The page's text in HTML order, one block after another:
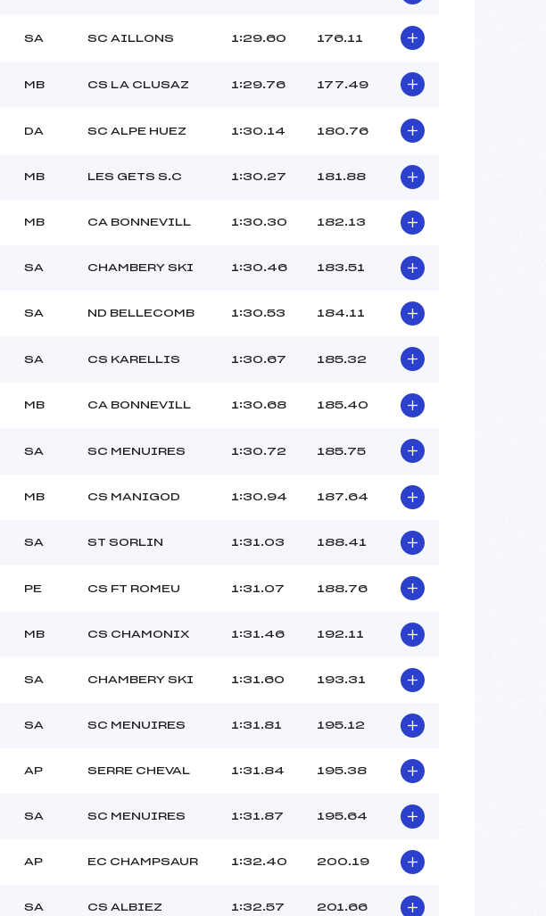
SA SC AILLONS 1:29.60 176.11
MB CS LA CLUSAZ 1:29.76 177.49
DA SC ALPE HUEZ 1:30.14 180.76
MB LES GETS S.C 1:30.27 181.88
MB CA BONNEVILL 1:30.30 182.13
SA CHAMBERY SKI 1:30.46 183.51
SA ND BELLECOMB 1:30.53 184.11
SA CS KARELLIS 1:30.67 185.32
MB CA BONNEVILL 1:30.68 185.40
SA SC MENUIRES 1:30.72 185.75
MB CS MANIGOD 1:30.94 187.64
SA ST SORLIN 1:31.03 188.41
PE CS FT ROMEU 1:31.07 188.76
MB CS CHAMONIX 1:31.46 192.11
SA CHAMBERY SKI 1:31.60 193.31
SA SC MENUIRES 1:31.81 195.12
AP SERRE CHEVAL 1:31.84 195.38
SA SC MENUIRES 1:31.87 195.64
AP EC CHAMPSAUR 1:32.40 200.19
SA CS ALBIEZ 1:32.57 201.66